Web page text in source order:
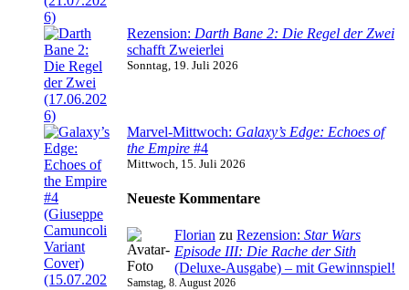
Rezension: Darth Bane 2: Die Regel der Zwei
schafft Zweierlei
Sonntag, 19. Juli 2026
Marvel-Mittwoch: Galaxy’s Edge: Echoes of
the Empire #4
Mittwoch, 15. Juli 2026
Neueste Kommentare
Florian zu Rezension: Star Wars
Episode III: Die Rache der Sith
(Deluxe-Ausgabe) – mit Gewinnspiel!
Samstag, 8. August 2026